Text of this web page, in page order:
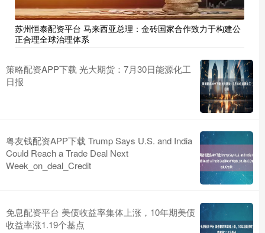
苏州恒泰配资平台 马来西亚总理：金砖国家合作致力于构建公
正合理全球治理体系
策略配资APP下载 光大期货：7月30日能源化工
日报
粤友钱配资APP下载 Trump Says U.S. and India
Could Reach a Trade Deal Next
Week_on_deal_Credit
免息配资平台 美债收益率集体上涨，10年期美债
收益率涨1.19个基点